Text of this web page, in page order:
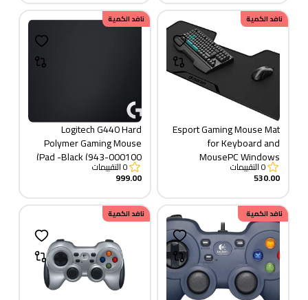
نافد الكمية
Esport Gaming Mouse Mat
for Keyboard and
MousePC Windows
0التقييمات
530.00
نافد الكمية
Logitech G440 Hard
Polymer Gaming Mouse
Pad -Black (943-000100)
0التقييمات
999.00
خصم150.00
نافد الكمية نافد الكمية